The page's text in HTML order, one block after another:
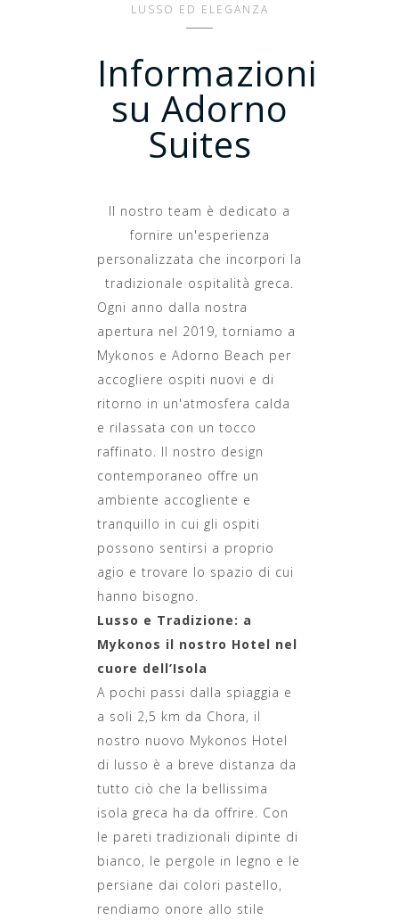
LUSSO ED ELEGANZA
Informazioni
su Adorno
Suites
Il nostro team è dedicato a
fornire un'esperienza
personalizzata che incorpori la
tradizionale ospitalità greca.
Ogni anno dalla nostra
apertura nel 2019, torniamo a
Mykonos e Adorno Beach per
accogliere ospiti nuovi e di
ritorno in un'atmosfera calda
e rilassata con un tocco
raffinato. Il nostro design
contemporaneo offre un
ambiente accogliente e
tranquillo in cui gli ospiti
possono sentirsi a proprio
agio e trovare lo spazio di cui
hanno bisogno.
Lusso e Tradizione: a
Mykonos il nostro Hotel nel
cuore dell’Isola
A pochi passi dalla spiaggia e
a soli 2,5 km da Chora, il
nostro nuovo Mykonos Hotel
di lusso è a breve distanza da
tutto ciò che la bellissima
isola greca ha da offrire. Con
le pareti tradizionali dipinte di
bianco, le pergole in legno e le
persiane dai colori pastello,
rendiamo onore allo stile